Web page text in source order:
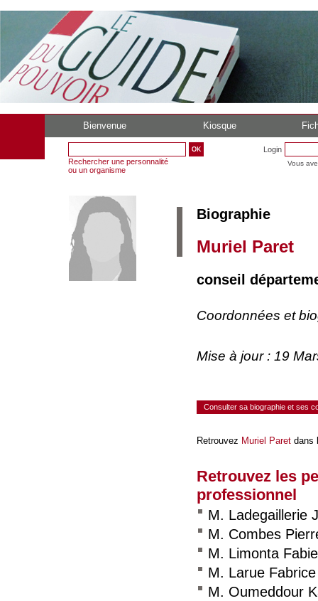
Bienvenue Kiosque
Rechercher une personnalité
ou un organisme
Login
Vous
Biographie
Muriel Paret
conseil
Coordonnées et
Mise à jour : 19
Consulter sa biographie et ses
Retrouvez Muriel Paret dans
Retrouvez les
professionnel
M. Ladegaillerie
M. Combes
M. Limonta
M. Larue Fabrice
M. Oumeddour